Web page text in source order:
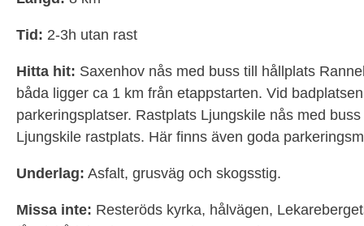
Tid: 2-3h utan rast
Hitta hit: Saxenhov nås med buss till hållplats
båda ligger ca 1 km från etappstarten. Vid
parkeringsplatser. Rastplats Ljungskile nås med
Ljungskile rastplats. Här finns även goda
Underlag: Asfalt, grusväg och skogsstig.
Missa inte: Resteröds kyrka, hålvägen,